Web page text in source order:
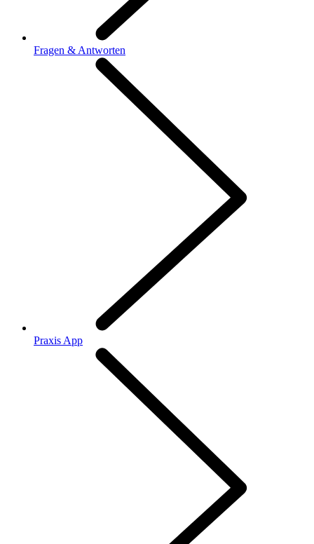
Fragen & Antworten
Praxis App